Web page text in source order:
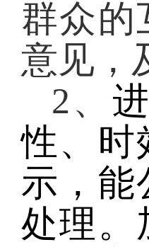
群众的
意见，
2、
性、时
示，能
处理。